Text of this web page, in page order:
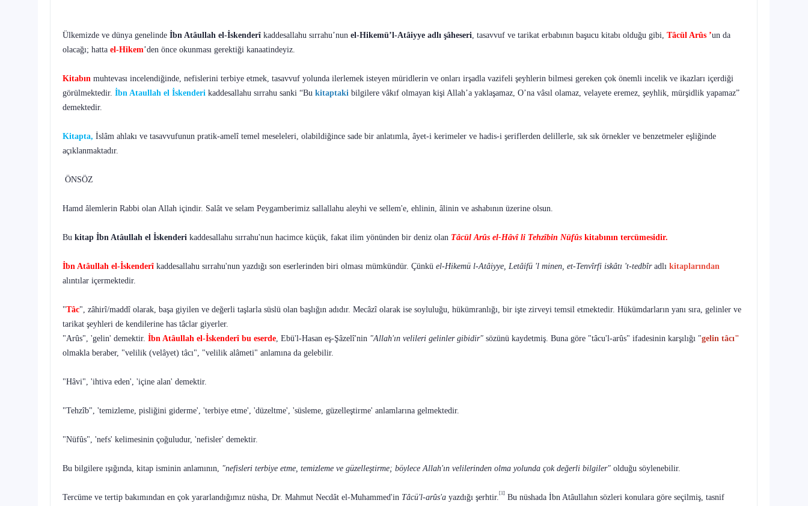
Ülkemizde ve dünya genelinde İbn Atâullah el-İskenderî kaddesallahu sırrahu’nun el-Hikemü’l-Atâiyye adlı şâheseri , tasavvuf ve tarikat erbabının başucu kitabı olduğu gibi, Tâcül Arûs ’un da
olacağı; hatta el-Hikem’den önce okunması gerektiği kanaatindeyiz.
Kitabın muhtevası incelendiğinde, nefislerini terbiye etmek, tasavvuf yolunda ilerlemek isteyen müridlerin ve onları irşadla vazifeli şeyhlerin bilmesi gereken çok önemli incelik ve ikazları içerdiği
görülmektedir. İbn Ataullah el İskenderi kaddesallahu sırrahu sanki “Bu kitaptaki bilgilere vâkıf olmayan kişi Allah’a yaklaşamaz, O’na vâsıl olamaz, velayete eremez, şeyhlik, mürşidlik yapamaz”
demektedir.
Kitapta, İslâm ahlakı ve tasavvufunun pratik-amelî temel meseleleri, olabildiğince sade bir anlatımla, âyet-i kerimeler ve hadis-i şeriflerden delillerle, sık sık örnekler ve benzetmeler eşliğinde
açıklanmaktadır.
ÖNSÖZ
Hamd âlemlerin Rabbi olan Allah içindir. Salât ve selam Peygamberimiz sallallahu aleyhi ve sellem'e, ehlinin, âlinin ve ashabının üzerine olsun.
Bu kitap İbn Atâullah el İskenderi kaddesallahu sırrahu'nun hacimce küçük, fakat ilim yönünden bir deniz olan Tâcül Arûs el-Hâvî li Tehzîbin Nüfûs kitabının tercümesidir.
İbn Atâullah el-İskenderî kaddesallahu sırrahu'nun yazdığı son eserlerinden biri olması mümkündür. Çünkü el-Hikemü l-Atâiyye, Letâifü 'l minen, et-Tenvîrfi iskâtı 't-tedbîr adlı kitap­larından
alıntılar içermektedir.
"Tâc", zâhirî/maddî olarak, başa giyilen ve değerli taş­larla süslü olan başlığın adıdır. Mecâzî olarak ise soyluluğu, hükümranlığı, bir işte zirveyi temsil etmektedir. Hükümdar­ların yanı sıra, gelinler ve
tarikat şeyhleri de kendilerine has tâclar giyerler.
"Arûs", 'gelin' demektir. İbn Atâullah el-İskenderî bu eserde , Ebü'l-Hasan eş-Şâzelî'nin "Allah'ın velileri gelinler gibidir" sözünü kaydetmiş. Buna göre "tâcu'l-arûs" ifadesinin karşılığı "gelin tâcı"
olmakla beraber, "velilik (velâyet) tâcı", "velilik alâmeti" anlamına da gelebilir.
"Hâvi", 'ihtiva eden', 'içine alan' demektir.
"Tehzîb", 'temizleme, pisliğini giderme', 'terbiye etme', 'düzeltme', 'süsleme, güzelleştirme' anlamlarına gelmektedir.
"Nüfûs", 'nefs' kelimesinin çoğuludur, 'nefisler' demektir.
Bu bilgilere ışığında, kitap isminin anlamının, "nefisleri terbiye etme, temizleme ve güzelleştirme; böylece Allah'ın velilerinden olma yolunda çok değerli bilgiler" olduğu söy­lenebilir.
Tercüme ve tertip bakımından en çok yararlandığımız nüsha, Dr. Mahmut Necdât el-Muhammed'in Tâcü'l-arûs'a yazdığı şerhtir. [1] Bu nüshada İbn Atâullahın sözleri konulara göre seçilmiş, tasnif